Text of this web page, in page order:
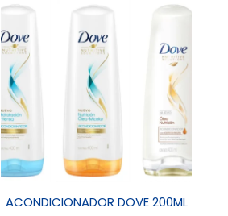
ACONDICIONADOR DOVE 200ML